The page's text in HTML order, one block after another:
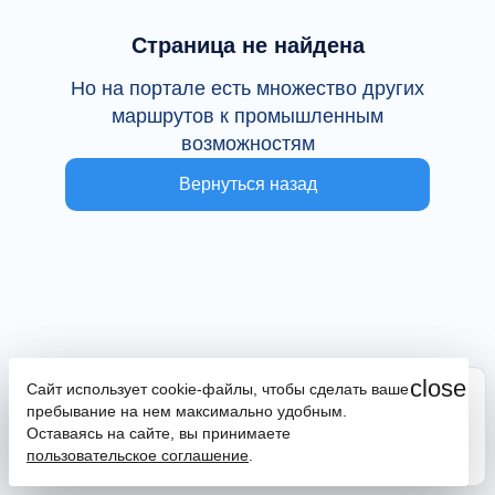
Страница не найдена
Но на портале есть множество других
маршрутов к промышленным
возможностям
Вернуться назад
close
Сайт использует cookie-файлы, чтобы сделать ваше
пребывание на нем максимально удобным.
Оставаясь на сайте, вы принимаете
пользовательское соглашение
Сайт находится в тестовой эксплуатации
В случае наличия ошибок или замечаний просим
сообщить на почтуpromportal@frpkk.ru
написать нам в чатилизаказать обратный звонок